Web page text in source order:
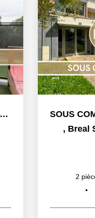
Appartement T3 à Vern sur Seiche, 64m² avec terrasse
, Breal
2